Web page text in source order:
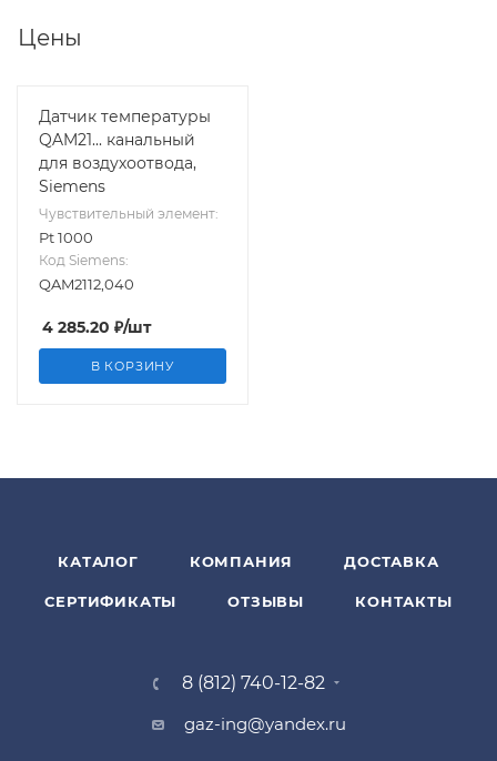
Цены
Датчик температуры
QAM21... канальный
для воздухоотвода,
Siemens
Чувствительный элемент:
Pt 1000
Код Siemens:
QAM2112,040
4 285.20 ₽/шт
В КОРЗИНУ
КАТАЛОГ КОМПАНИЯ ДОСТАВКА
СЕРТИФИКАТЫ ОТЗЫВЫ КОНТАКТЫ
8 (812) 740-12-82
gaz-ing@yandex.ru